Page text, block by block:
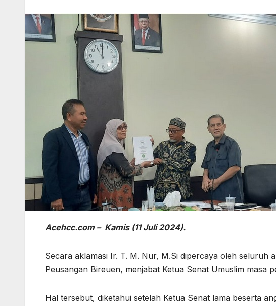
Acehcc.com – Kamis (11 Juli 2024).
Secara aklamasi Ir. T. M. Nur, M.Si dipercaya oleh seluruh
Peusangan Bireuen, menjabat Ketua Senat Umuslim masa
Hal tersebut, diketahui setelah Ketua Senat lama beserta